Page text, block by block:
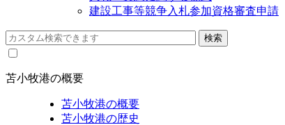
建設工事等競争入札参加資格審査申請
苫小牧港の概要
苫小牧港の概要
苫小牧港の歴史